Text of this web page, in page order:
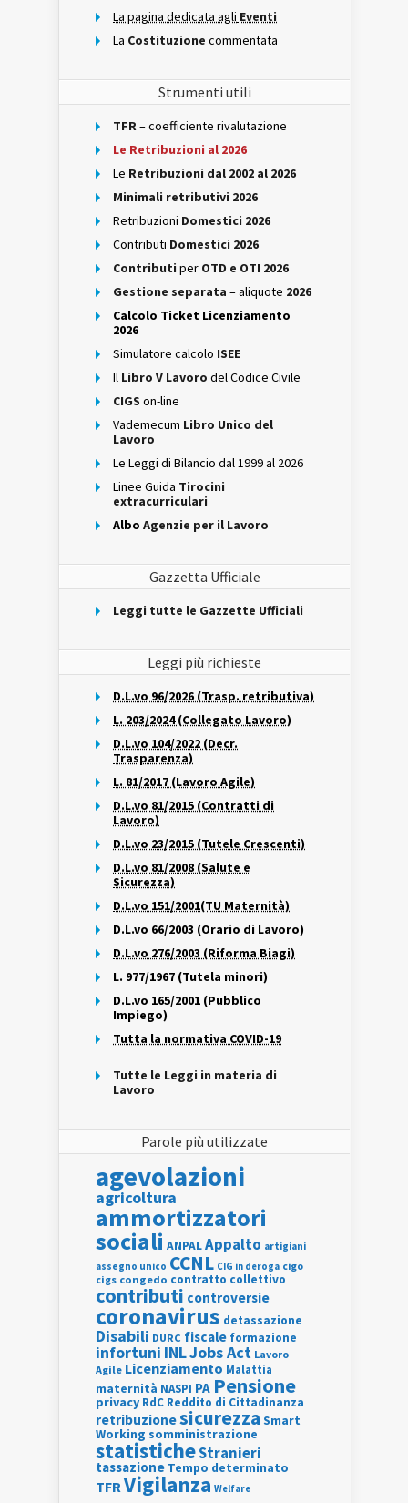
La pagina dedicata agli Eventi
La Costituzione commentata
Strumenti utili
TFR– coefficiente rivalutazione
Le Retribuzioni al 2026
Le Retribuzioni dal 2002 al 2026
Minimali retributivi 2026
Retribuzioni Domestici 2026
Contributi Domestici 2026
Contributi per OTD e OTI 2026
Gestione separata – aliquote 2026
Calcolo Ticket Licenziamento
2026
Simulatore calcolo ISEE
Il Libro V Lavoro del Codice Civile
CIGS on-line
Vademecum Libro Unico del
Lavoro
Le Leggi di Bilancio dal 1999 al 2026
Linee Guida Tirocini
extracurriculari
Albo Agenzie per il Lavoro
Gazzetta Ufficiale
Leggi tutte le Gazzette Ufficiali
Leggi più richieste
D.L.vo 96/2026 (Trasp. retributiva)
L. 203/2024 (Collegato Lavoro)
D.L.vo 104/2022 (Decr.
Trasparenza)
L. 81/2017 (Lavoro Agile)
D.L.vo 81/2015 (Contratti di
Lavoro)
D.L.vo 23/2015 (Tutele Crescenti)
D.L.vo 81/2008 (Salute e
Sicurezza)
D.L.vo 151/2001(TU Maternità)
D.L.vo 66/2003 (Orario di Lavoro)
D.L.vo 276/2003 (Riforma Biagi)
L. 977/1967 (Tutela minori)
D.L.vo 165/2001 (Pubblico
Impiego)
Tutta la normativa COVID-19
Tutte le Leggi in materia di
Lavoro
Parole più utilizzate
agevolazioni
agricoltura
ammortizzatori
sociali ANPALAppalto artigiani
assegno unico CCNL CIG in deroga cigo
cigs congedo contratto collettivo
contributi controversie
coronavirus detassazione
Disabili DURC fiscale formazione
infortuni INLJobs Act Lavoro
Agile Licenziamento Malattia
maternità NASPI PA Pensione
privacy RdC Reddito di Cittadinanza
retribuzionesicurezza Smart
Working somministrazione
statisticheStranieri
tassazione Tempo determinato
TFRVigilanza Welfare